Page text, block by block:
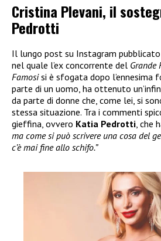
Cristina Plevani, il
Pedrotti
Il lungo post su Instagram
nel quale l’ex concorrente del Grande
Famosisi è sfogata dopo l’ennesima
parte di un uomo, ha ottenuto
da parte di donne che, come lei, si
stessa situazione. Tra i commenti
gieffina, ovvero Katia Pedrotti, che
ma come si può scrivere una cosa del
c’è mai fine allo schifo.”